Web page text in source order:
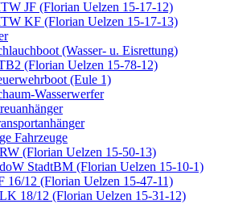
JF (Florian Uelzen 15-17-12)
KF (Florian Uelzen 15-17-13)
(Wasser- u. Eisrettung)
(Florian Uelzen 15-78-12)
(Eule 1)
Wasserwerfer
Fahrzeuge
(Florian Uelzen 15-50-13)
StadtBM (Florian Uelzen 15-10-1)
16/12 (Florian Uelzen 15-47-11)
18/12 (Florian Uelzen 15-31-12)